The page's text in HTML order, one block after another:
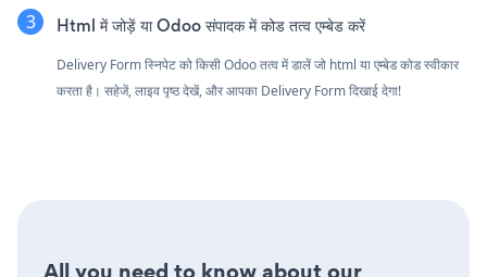
Html में जोड़ें या Odoo संपादक में कोड तत्व एम्बेड करें
Delivery Form स्निपेट को किसी Odoo तत्व में डालें जो html या एम्बेड कोड स्वीकार
करता है। सहेजें, लाइव पृष्ठ देखें, और आपका Delivery Form दिखाई देगा!